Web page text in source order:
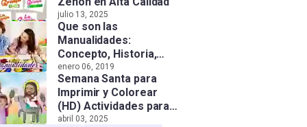
julio 13, 2025
Que son las
Manualidades:
Concepto, Historia,
Tipos e Importancia
enero 06, 2019
Semana Santa para
Imprimir y Colorear
(HD) Actividades para
Niños!
abril 03, 2025